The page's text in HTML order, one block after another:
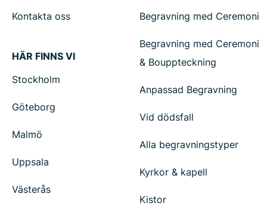
Kontakta oss
HÄR FINNS VI
Stockholm
Göteborg
Malmö
Uppsala
Västerås
Begravning med Ceremoni
Begravning med Ceremoni
& Bouppteckning
Anpassad Begravning
Vid dödsfall
Alla begravningstyper
Kyrkor & kapell
Kistor